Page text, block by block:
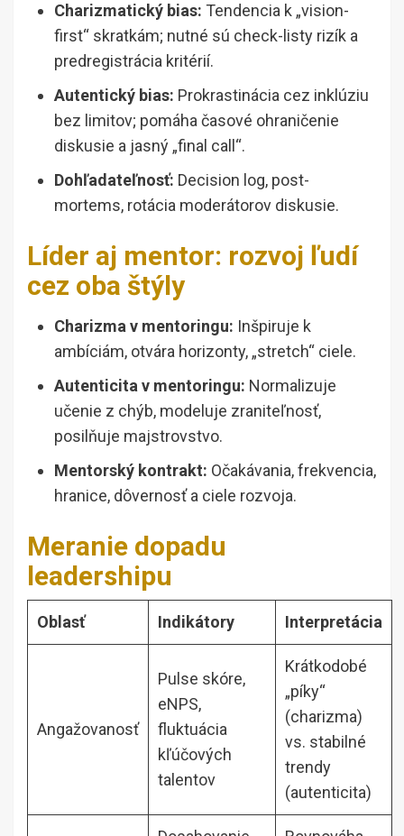
Charizmatický bias: Tendencia k „vision-
first“ skratkám; nutné sú check-listy rizík a
predregistrácia kritérií.
Autentický bias: Prokrastinácia cez inklúziu
bez limitov; pomáha časové ohraničenie
diskusie a jasný „final call“.
Dohľadateľnosť: Decision log, post-
mortems, rotácia moderátorov diskusie.
Líder aj mentor: rozvoj ľudí
cez oba štýly
Charizma v mentoringu: Inšpiruje k
ambíciám, otvára horizonty, „stretch“ ciele.
Autenticita v mentoringu: Normalizuje
učenie z chýb, modeluje zraniteľnosť,
posilňuje majstrovstvo.
Mentorský kontrakt: Očakávania, frekvencia,
hranice, dôvernosť a ciele rozvoja.
Meranie dopadu
leadershipu
Oblasť Indikátory Interpretácia
Angažovanosť
Pulse skóre,
eNPS,
fluktuácia
kľúčových
talentov
Krátkodobé
„píky“
(charizma)
vs. stabilné
trendy
(autenticita)